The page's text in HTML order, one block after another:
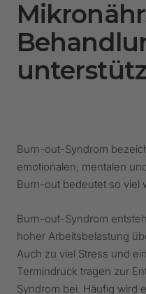
Burn-out-Syndrom
emotionalen, mentalen
Burn-out bedeutet so viel
Burn-out-Syndrom
hoher Arbeitsbelastung
Auch zu viel Stress und
Termindruck tragen zur
Syndrom bei. Häufig wird